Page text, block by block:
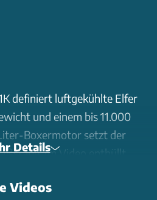
definiert luftgekühlte Elfer
und einem bis 11.000
Boxermotor setzt der
Im Video enthüllt
Zylinderköpfe, die auch für
Details
Videos